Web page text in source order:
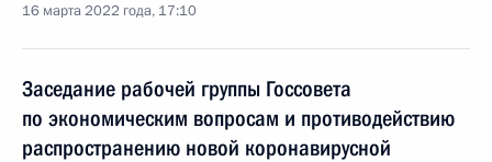
16 марта 2022 года, 17:10
Заседание рабочей группы Госсовета
по экономическим вопросам и противодействию
распространению новой коронавирусной